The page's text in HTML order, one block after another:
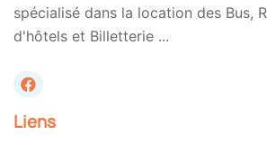
spécialisé dans la location des Bus,
d'hôtels et Billetterie ...
Liens